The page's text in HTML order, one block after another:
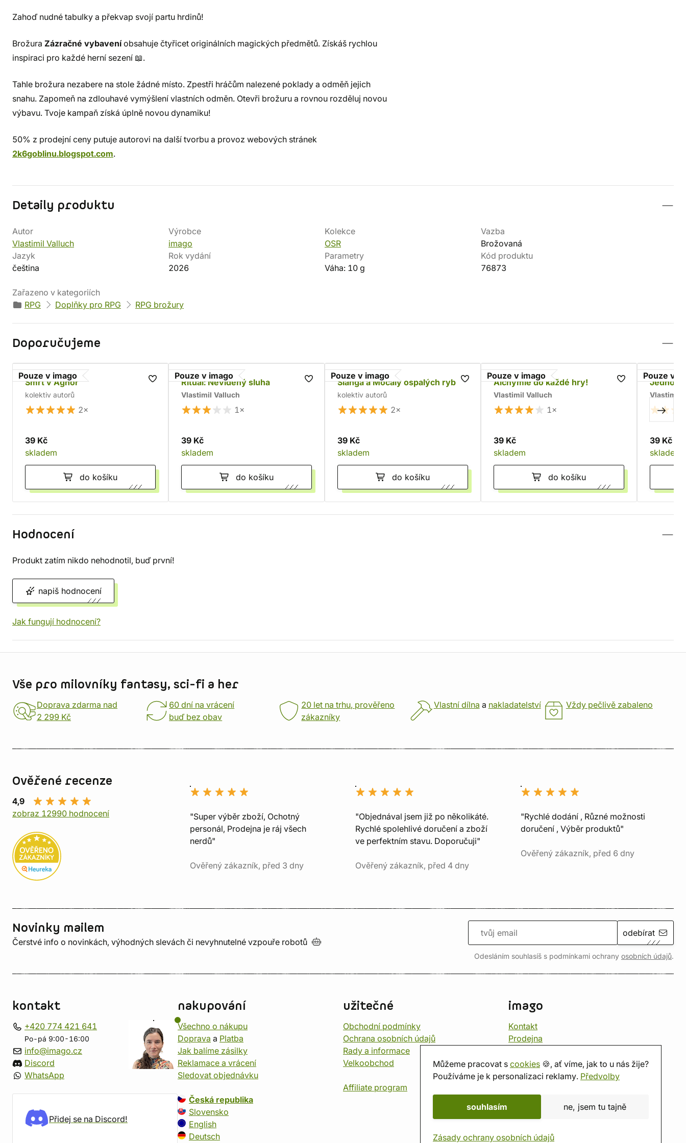
Zahoď nudné tabulky a překvap svojí partu hrdinů!
Brožura Zázračné vybaveníobsahuje čtyřicet originálních magických předmětů. Získáš rychlou
inspiraci pro každé herní sezení 📖.
Tahle brožura nezabere na stole žádné místo. Zpestři hráčům nalezené poklady a odměň jejich
snahu. Zapomeň na zdlouhavé vymýšlení vlastních odměn. Otevři brožuru a rovnou rozděluj novou
výbavu. Tvoje kampaň získá úplně novou dynamiku!
50% z prodejní ceny putuje autorovi na další tvorbu a provoz webových stránek
2k6goblinu.blogspot.com.
Detaily produktu
Autor
Vlastimil Valluch
Výrobce
imago
Kolekce
OSR
Vazba
Brožovaná
Jazyk
čeština
Rok vydání
2026
Parametry
Váha: 10 g
Kód produktu
76873
Zařazeno v kategoriích
RPG
Doplňky pro RPG RPG brožury
Doporučujeme
Pouze v imago
Smrt v Agnör
kolektiv autorů
2×
39 Kč
skladem
do košíku
Pouze v imago
Rituál: Neviděný sluha
Vlastimil Valluch
1×
39 Kč
skladem
do košíku
Pouze v imago
Slanga a Močály ospalých ryb
kolektiv autorů
2×
39 Kč
skladem
do košíku
Pouze v imago
Alchymie do každé hry!
Vlastimil Valluch
1×
39 Kč
skladem
do košíku
Pouze v
Vlastimil
39 Kč
skladem
Hodnocení
Produkt zatím nikdo nehodnotil, buď první!
napiš hodnocení
Jak fungují hodnocení?
Můžeme pracovat s cookies 🍪, ať víme, jak to u nás žije?
Používáme je k personalizaci reklamy. Předvolby
souhlasím ne, jsem tu tajně
Zásady ochrany osobních údajů
Vše pro milovníky fantasy, sci-fi a her
Doprava zdarma nad
2 299 Kč
60 dní na vrácení
buď bez obav
20 let na trhu, prověřeno
zákazníky
Vlastní dílna a nakladatelství Vždy pečlivě zabaleno
Ověřené recenze
4,9
zobraz 12990 hodnocení
"Super výběr zboží, Ochotný
personál, Prodejna je ráj všech
nerdů"
Ověřený zákazník, před 3 dny
"Objednával jsem již po několikáté.
Rychlé spolehlivé doručení a zboží
ve perfektním stavu. Doporučuji"
Ověřený zákazník, před 4 dny
"Rychlé dodání , Různé možnosti
doručení , Výběr produktů"
Ověřený zákazník, před 6 dny
Novinky mailem
Čerstvé info o novinkách, výhodných slevách či nevyhnutelné vzpouře robotů
odebírat
Odesláním souhlasíš s podmínkami ochrany osobních údajů.
kontakt
+420 774 421 641
Po-pá 9:00-16:00
info@imago.cz
Discord
WhatsApp
Přidej se na Discord!
nakupování
Všechno o nákupu
Doprava a Platba
Jak balíme zásilky
Reklamace a vrácení
Sledovat objednávku
Česká republika
Slovensko
English
Deutsch
užitečné
Obchodní podmínky
Ochrana osobních údajů
Rady a informace
Velkoobchod
Affiliate program
imago
Kontakt
Prodejna
O nás
Hodnocení obchodu